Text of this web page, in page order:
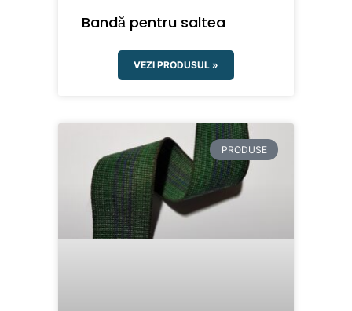
Bandă pentru saltea
VEZI PRODUSUL »
PRODUSE